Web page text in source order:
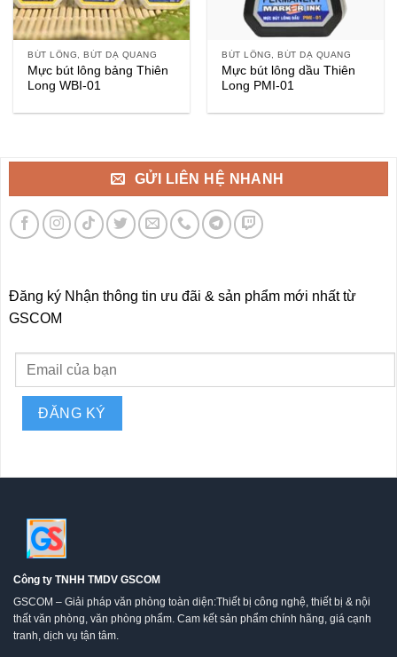
BÚT LÔNG, BÚT DẠ QUANG
Mực bút lông bảng Thiên
Long WBI-01
BÚT LÔNG, BÚT DẠ QUANG
Mực bút lông dầu Thiên
Long PMI-01
GỬI LIÊN HỆ NHANH
Đăng ký Nhận thông tin ưu đãi & sản phẩm mới nhất từ
GSCOM
Công ty TNHH TMDV GSCOM
GSCOM – Giải pháp văn phòng toàn diện:Thiết bị công nghệ, thiết bị & nội
thất văn phòng, văn phòng phẩm. Cam kết sản phẩm chính hãng, giá cạnh
tranh, dịch vụ tận tâm.